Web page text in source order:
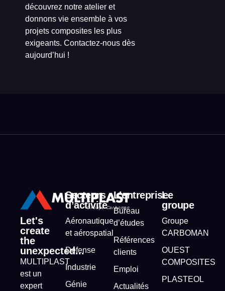
découvrez notre atelier et
donnons vie ensemble à vos
projets composites les plus
exigeants. Contactez-nous dès
aujourd’hui !
Let's
create
the
unexpected...
MULTIPLAST
est un
expert
Secteurs
d’activité
Aéronautique
et aérospatial
Défense
Industrie
Génie
L’entreprise
Bureau
d’études
Références
clients
Emploi
Actualités
Le
groupe
Groupe
CARBOMAN
OUEST
COMPOSITES
PLASTEOL